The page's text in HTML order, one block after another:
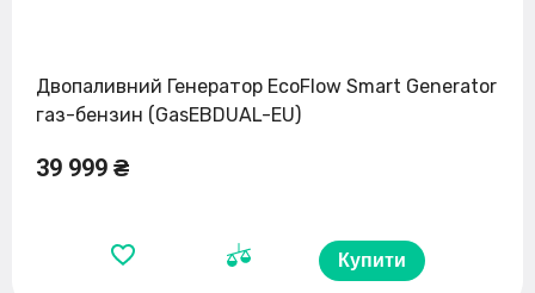
Двопаливний Генератор EcoFlow Smart Generator
газ-бензин (GasEBDUAL-EU)
39 999 ₴
Купити